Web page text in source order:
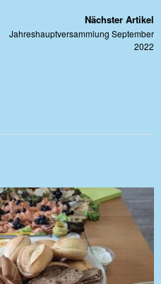
Nächster Artikel
Jahreshauptversammlung September
2022